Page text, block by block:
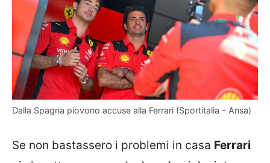
Dalla Spagna piovono accuse alla Ferrari (Sportitalia – Ansa)
Se non bastassero i problemi in casa Ferrari